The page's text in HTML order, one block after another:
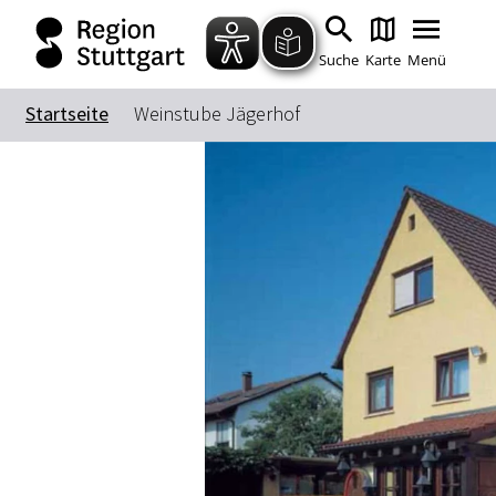
Suche Karte Menü
Startseite Weinstube Jägerhof